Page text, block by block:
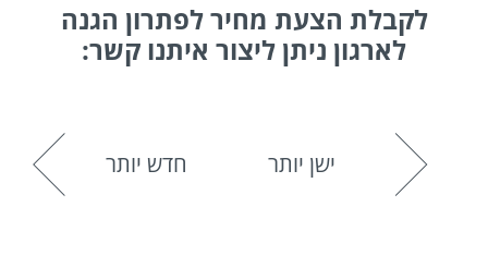
לקבלת הצעת מחיר לפתרון הגנה
לארגון ניתן ליצור איתנו קשר:
ישן יותר חדש יותר